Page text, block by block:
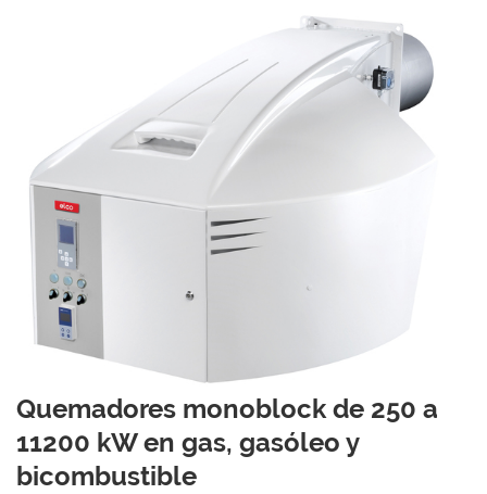
Quemadores monoblock de 250 a
11200 kW en gas, gasóleo y
bicombustible